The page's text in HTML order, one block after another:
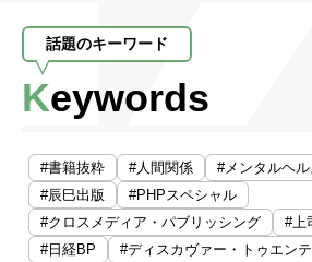
話題のキーワード
Keywords
#書籍抜粋 #人間関係
#メンタルヘル
#辰巳出版
#PHPスペシャル
#クロスメディア・パブリッシング
#上
#日経BP
#ディスカヴァー・トゥエン